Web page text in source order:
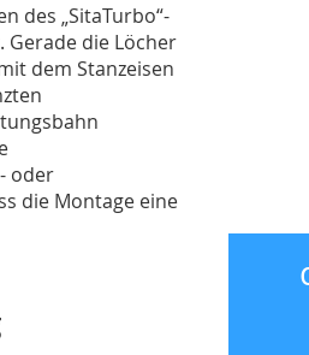
des „SitaTurbo“-
die Löcher
dem Stanzeisen
oder
die Montage eine